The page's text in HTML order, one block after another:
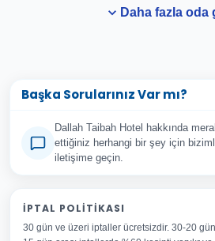
Daha fazla oda
Başka Sorularınız Var mı?
Dallah Taibah Hotel hakkında
ettiğiniz herhangi bir şey için
iletişime geçin.
Adınız Soyadınız
E-posta Adresiniz
İPTAL POLITIKASI
30 gün ve üzeri iptaller ücretsizdir. 30-20